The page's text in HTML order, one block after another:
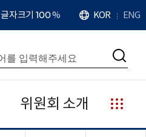
확
대
치
글자크기 100%
언
어
KOR ENG
검
위원회 소개
누
리